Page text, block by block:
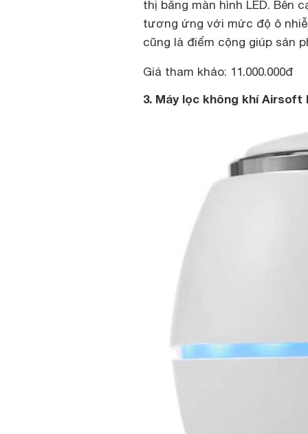
thị bằng màn hình LED.
tương ứng với mức độ ô
cũng là điểm cộng giúp sản
Giá tham khảo: 11.000.000đ
3. Máy lọc không khí Airsoft